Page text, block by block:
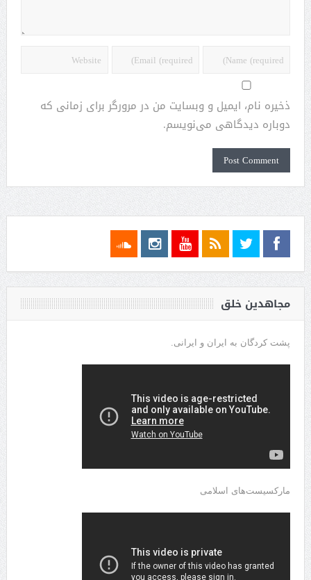
ذخیره نام، ایمیل و وبسایت من در مرورگر برای زمانی که
دوباره دیدگاهی می‌نویسم.
مجاهدین خلق
پشت کردگان به ایران و ایرانی.
مارکسیست‌های اسلامی